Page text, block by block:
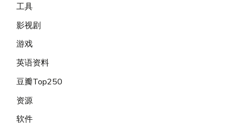
工具
影视剧
游戏
英语资料
豆瓣Top250
资源
软件